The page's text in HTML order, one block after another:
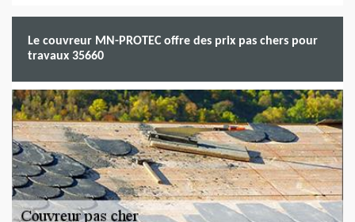
Le couvreur MN-PROTEC offre des prix pas chers pour
travaux 35660